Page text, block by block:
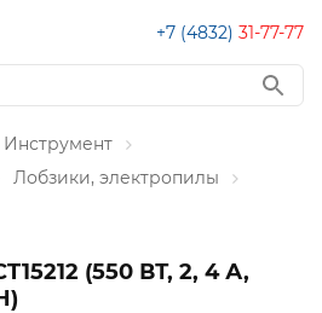
+7 (4832) 31-77-77
Инструмент
Лобзики, электропилы
(550 ВТ, 2, 4 А,